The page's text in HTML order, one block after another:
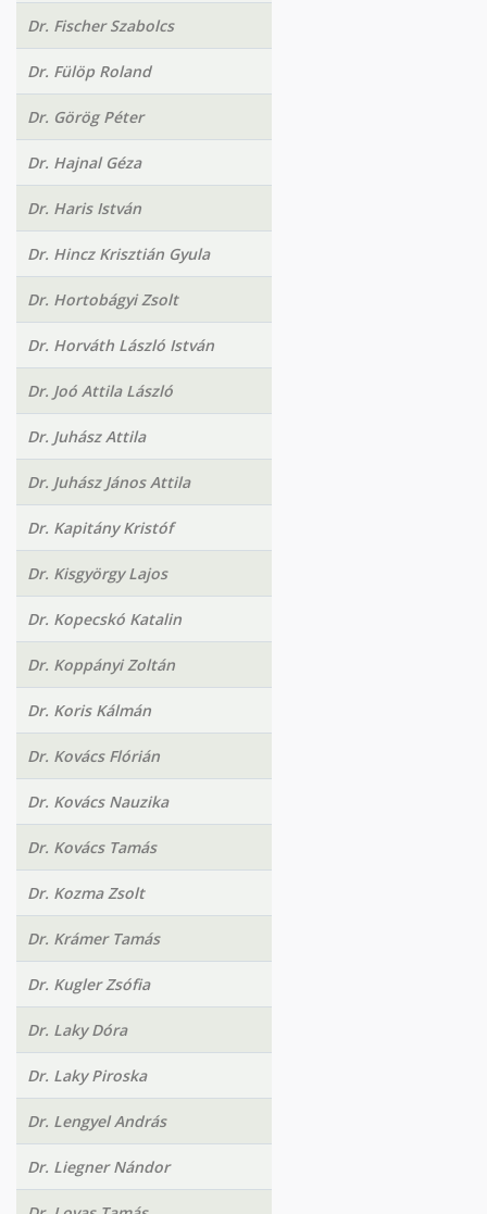
Dr. Fischer Szabolcs
Dr. Fülöp Roland
Dr. Görög Péter
Dr. Hajnal Géza
Dr. Haris István
Dr. Hincz Krisztián Gyula
Dr. Hortobágyi Zsolt
Dr. Horváth László István
Dr. Joó Attila László
Dr. Juhász Attila
Dr. Juhász János Attila
Dr. Kapitány Kristóf
Dr. Kisgyörgy Lajos
Dr. Kopecskó Katalin
Dr. Koppányi Zoltán
Dr. Koris Kálmán
Dr. Kovács Flórián
Dr. Kovács Nauzika
Dr. Kovács Tamás
Dr. Kozma Zsolt
Dr. Krámer Tamás
Dr. Kugler Zsófia
Dr. Laky Dóra
Dr. Laky Piroska
Dr. Lengyel András
Dr. Liegner Nándor